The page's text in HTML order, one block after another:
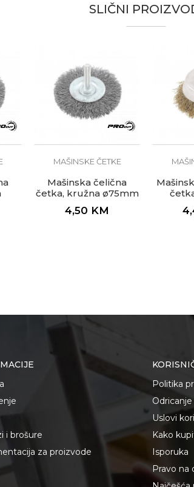
SLIČNI
MAŠINSKE ČETKE
Mašinska čelična
četka, kružna ø75mm
za bušilicu
4,50 KM
i brošure
za proizvode
Politika
Uslovi
Kako
Isporuka
Pravo na